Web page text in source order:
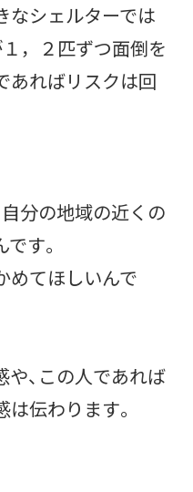
なシェルターでは
，２匹ずつ面倒を
あればリスクは回
分の地域の近くの
す。
めてほしいんで
、この人であれば
伝わります。